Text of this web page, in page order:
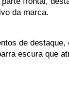
da marca.
de destaque,
escura que